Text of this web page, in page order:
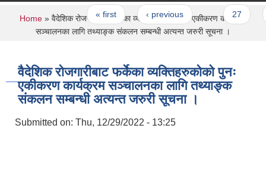
Pages
« first ‹ previous … 27
You are here
Home » वैदेशिक रोजगारीबाट फर्केका व्यक्तिहरुकोको पुनः एकीकरण कार्यक्रम
सञ्‍चालनका लागि तथ्याङ्क संकलन सम्बन्धी अत्यन्त जरुरी सूचना ।
वैदेशिक रोजगारीबाट फर्केका व्यक्तिहरुकोको पुनः
एकीकरण कार्यक्रम सञ्‍चालनका लागि तथ्याङ्क
संकलन सम्बन्धी अत्यन्त जरुरी सूचना ।
Submitted on: Thu, 12/29/2022 - 13:25